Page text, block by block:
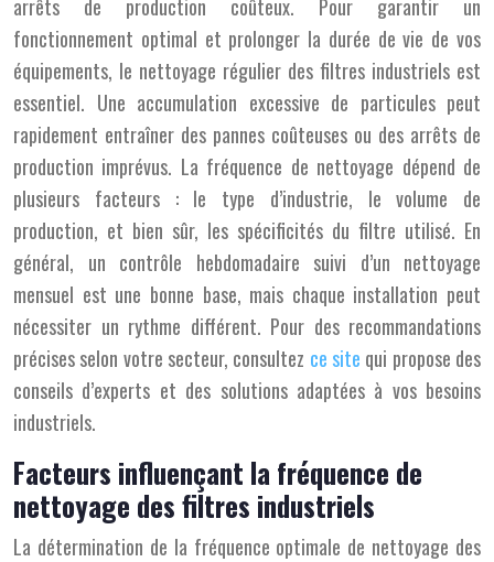
arrêts de production coûteux. Pour garantir un
fonctionnement optimal et prolonger la durée de vie de vos
équipements, le nettoyage régulier des filtres industriels est
essentiel. Une accumulation excessive de particules peut
rapidement entraîner des pannes coûteuses ou des arrêts de
production imprévus. La fréquence de nettoyage dépend de
plusieurs facteurs : le type d’industrie, le volume de
production, et bien sûr, les spécificités du filtre utilisé. En
général, un contrôle hebdomadaire suivi d’un nettoyage
mensuel est une bonne base, mais chaque installation peut
nécessiter un rythme différent. Pour des recommandations
précises selon votre secteur, consultez ce site qui propose des
conseils d’experts et des solutions adaptées à vos besoins
industriels.
Facteurs influençant la fréquence de
nettoyage des filtres industriels
La détermination de la fréquence optimale de nettoyage des